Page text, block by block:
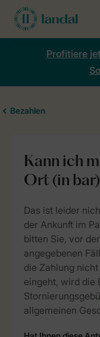
Profitiere